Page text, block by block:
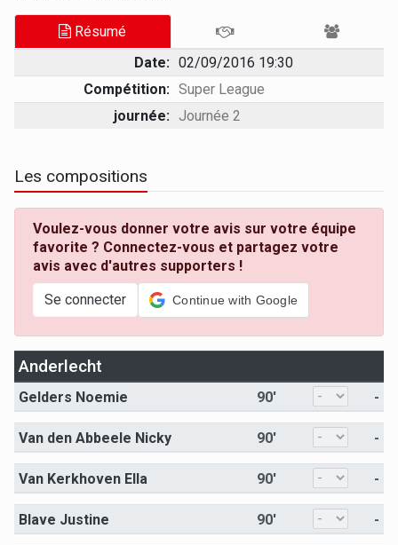
Résumé
Date: 02/09/2016 19:30
Compétition: Super League
journée: Journée 2
Les compositions
Voulez-vous donner votre avis sur votre équipe
favorite ? Connectez-vous et partagez votre
avis avec d'autres supporters !
Se connecter
Continue with Google
Anderlecht
Gelders Noemie 90' -
Van den Abbeele Nicky 90' -
Van Kerkhoven Ella 90' -
Blave Justine 90' -